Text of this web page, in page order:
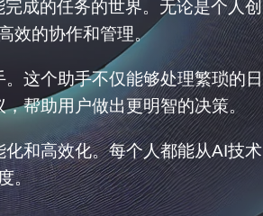
成的任务的世界。无论是个人创
效的协作和管理。
这个助手不仅能够处理繁琐的日
帮助用户做出更明智的决策。
和高效化。每个人都能从AI技术
。